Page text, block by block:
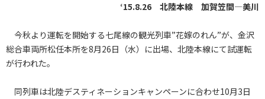
‘15.8.26 北陸本線 加賀笠間―美川
今秋より運転を開始する七尾線の観光列車”花嫁のれん”が、金沢
総合車両所松任本所を8月26日（水）に出場、北陸本線にて試運転
が行われた。
同列車は北陸デスティネーションキャンペーンに合わせ10月3日